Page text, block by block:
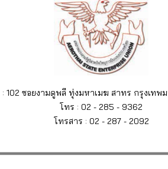
: 102 ซอยงามดูพลี ทุ่งมหาเมฆ สาทร กรุงเทพ
โทร : 02 - 285 - 9362
โทรสาร : 02 - 287 - 2092